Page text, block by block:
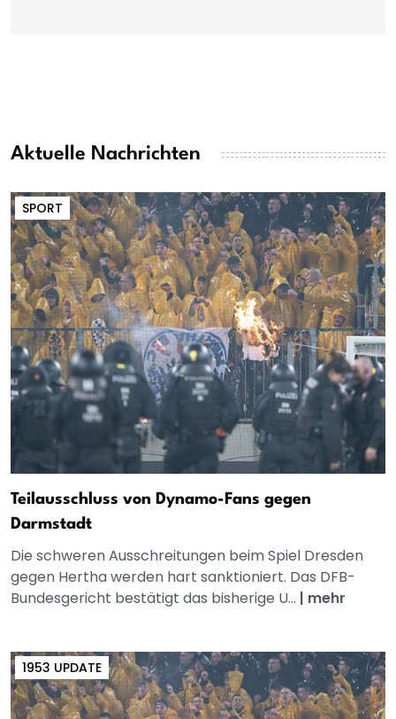
Aktuelle Nachrichten
SPORT
Teilausschluss von Dynamo-Fans gegen
Darmstadt
Die schweren Ausschreitungen beim Spiel Dresden
gegen Hertha werden hart sanktioniert. Das DFB-
Bundesgericht bestätigt das bisherige U... | mehr
1953 UPDATE